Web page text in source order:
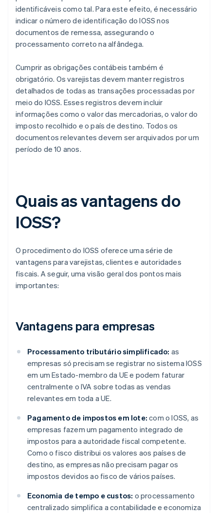
identificáveis como tal. Para este efeito, é necessário
indicar o número de identificação do IOSS nos
documentos de remessa, assegurando o
processamento correto na alfândega.
Cumprir as obrigações contábeis também é
obrigatório. Os varejistas devem manter registros
detalhados de todas as transações processadas por
meio do IOSS. Esses registros devem incluir
informações como o valor das mercadorias, o valor do
imposto recolhido e o país de destino. Todos os
documentos relevantes devem ser arquivados por um
período de 10 anos.
Quais as vantagens do
IOSS?
O procedimento do IOSS oferece uma série de
vantagens para varejistas, clientes e autoridades
fiscais. A seguir, uma visão geral dos pontos mais
importantes:
Vantagens para empresas
Processamento tributário simplificado: as
empresas só precisam se registrar no sistema IOSS
em um Estado-membro da UE e podem faturar
centralmente o IVA sobre todas as vendas
relevantes em toda a UE.
Pagamento de impostos em lote: com o IOSS, as
empresas fazem um pagamento integrado de
impostos para a autoridade fiscal competente.
Como o fisco distribui os valores aos países de
destino, as empresas não precisam pagar os
impostos devidos ao fisco de vários países.
Economia de tempo e custos: o processamento
centralizado simplifica a contabilidade e economiza